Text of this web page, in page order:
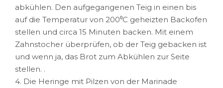
abkühlen. Den aufgegangenen Teig in einen bis
auf die Temperatur von 200⁰C geheizten Backofen
stellen und circa 15 Minuten backen. Mit einem
Zahnstocher überprüfen, ob der Teig gebacken ist
und wenn ja, das Brot zum Abkühlen zur Seite
stellen. .
4. Die Heringe mit Pilzen von der Marinade